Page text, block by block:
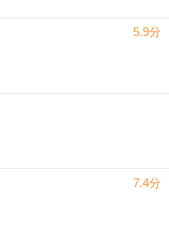
5.9分
7.4分